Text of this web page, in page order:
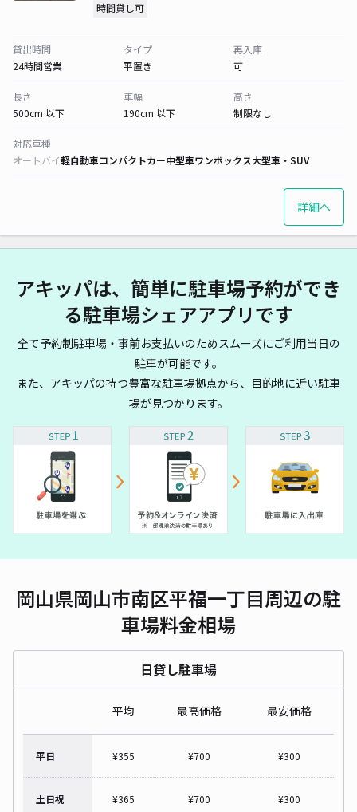
時間貸し可
貸出時間
24時間営業
タイプ
平置き
再入庫
可
長さ
500cm 以下
車幅
190cm 以下
高さ
制限なし
対応車種
オートバイ軽自動車コンパクトカー中型車ワンボックス大型車・SUV
詳細へ
アキッパは、簡単に駐車場予約ができ
る駐車場シェアアプリです
全て予約制駐車場・事前お支払いのためスムーズにご利用当日の
駐車が可能です。
また、アキッパの持つ豊富な駐車場拠点から、目的地に近い駐車
場が見つかります。
岡山県岡山市南区平福一丁目周辺の駐
車場料金相場
日貸し駐車場
平均 最高価格 最安価格
平日 ¥355 ¥700 ¥300
土日祝 ¥365 ¥700 ¥300